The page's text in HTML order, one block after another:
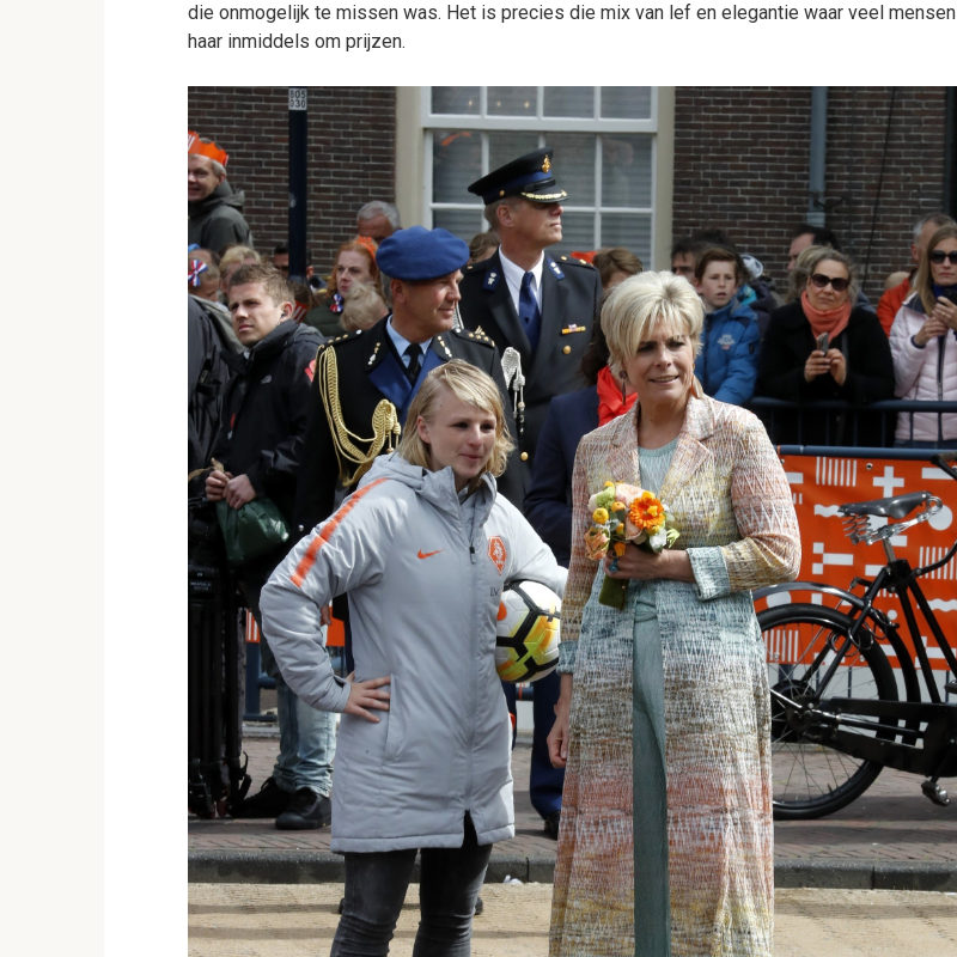
die onmogelijk te missen was. Het is precies die mix van lef en elegantie waar veel mensen
haar inmiddels om prijzen.